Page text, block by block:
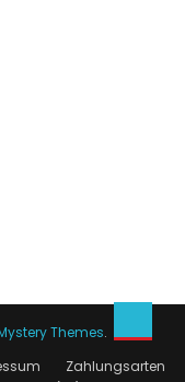
Themes.
Zahlungsarten